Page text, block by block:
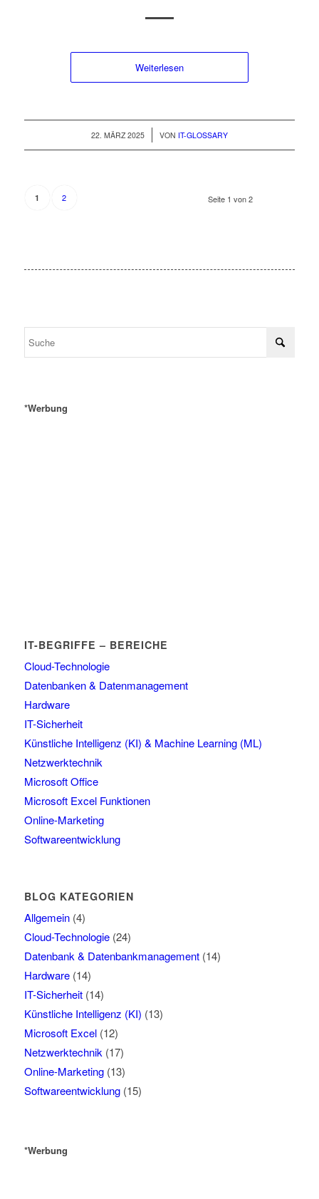
Weiterlesen
22. MÄRZ 2025
/ VON IT-GLOSSARY
Seite 1 von 2
1 2
*Werbung
IT-BEGRIFFE – BEREICHE
Cloud-Technologie
Datenbanken & Datenmanagement
Hardware
IT-Sicherheit
Künstliche Intelligenz (KI) & Machine Learning (ML)
Netzwerktechnik
Microsoft Office
Microsoft Excel Funktionen
Online-Marketing
Softwareentwicklung
BLOG KATEGORIEN
Allgemein(4)
Cloud-Technologie(24)
Datenbank & Datenbankmanagement(14)
Hardware(14)
IT-Sicherheit(14)
Künstliche Intelligenz (KI) (13)
Microsoft Excel(12)
Netzwerktechnik (17)
Online-Marketing(13)
Softwareentwicklung(15)
*Werbung